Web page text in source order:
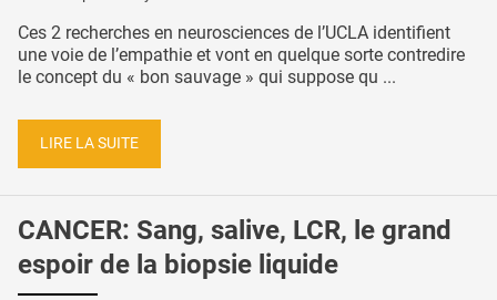
Ces 2 recherches en neurosciences de l’UCLA identifient
une voie de l’empathie et vont en quelque sorte contredire
le concept du « bon sauvage » qui suppose qu ...
LIRE LA SUITE
CANCER: Sang, salive, LCR, le grand
espoir de la biopsie liquide